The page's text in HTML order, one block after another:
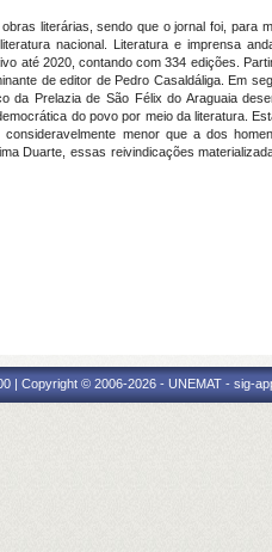
literárias, sendo que o jornal foi, para
nacional. Literatura e imprensa
até 2020, contando com 334 edições.
de editor de Pedro Casaldáliga. Em
Prelazia de São Félix do Araguaia
do povo por meio da literatura.
menor que a dos
Duarte, essas reivindicações
| Copyright © 2006-2026 - UNEMAT - sig-